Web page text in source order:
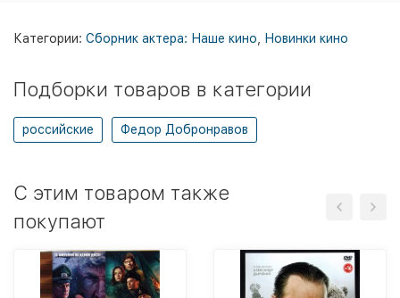
Категории: Сборник актера: Наше кино Новинки кино
Подборки товаров в категории
российские Федор Добронравов
C этим товаром также
покупают